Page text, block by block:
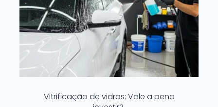
Vitrificação de vidros: Vale a pena